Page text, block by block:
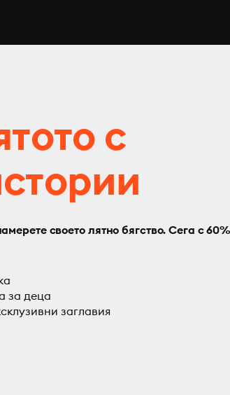
с
своето лятно бягство. Сега с 60%
за деца
заглавия